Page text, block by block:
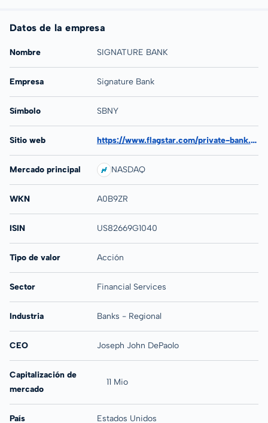
Datos de la empresa
Nombre SIGNATURE BANK
Empresa Signature Bank
Símbolo SBNY
Sitio web https://www.flagstar.com/private-bank.html
Mercado principal NASDAQ
WKN A0B9ZR
ISIN US82669G1040
Tipo de valor Acción
Sector Financial Services
Industria Banks - Regional
CEO Joseph John DePaolo
Capitalización de
mercado
11 Mio
País Estados Unidos